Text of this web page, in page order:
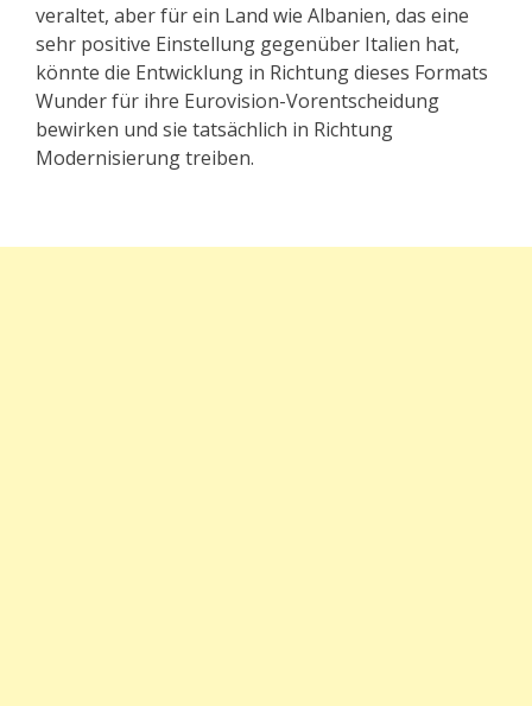
veraltet, aber für ein Land wie Albanien, das eine
sehr positive Einstellung gegenüber Italien hat,
könnte die Entwicklung in Richtung dieses Formats
Wunder für ihre Eurovision-Vorentscheidung
bewirken und sie tatsächlich in Richtung
Modernisierung treiben.